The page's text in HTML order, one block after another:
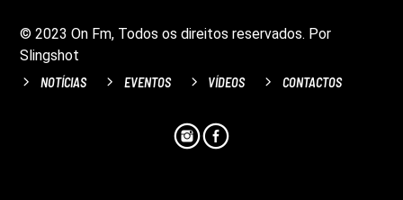
© 2023 On Fm, Todos os direitos reservados. Por
Slingshot
NOTÍCIAS EVENTOS VÍDEOS CONTACTOS